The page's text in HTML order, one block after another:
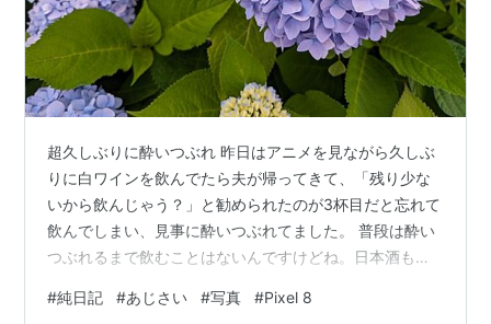
超久しぶりに酔いつぶれ 昨日はアニメを見ながら久しぶ
りに白ワインを飲んでたら夫が帰ってきて、「残り少な
いから飲んじゃう？」と勧められたのが3杯目だと忘れて
飲んでしまい、見事に酔いつぶれてました。 普段は酔い
つぶれるまで飲むことはないんですけどね。日本酒もワ
うになるので、いつもはそこで止めてるんですが… 昨日
#純日記 #あじさい #写真 #Pixel 8